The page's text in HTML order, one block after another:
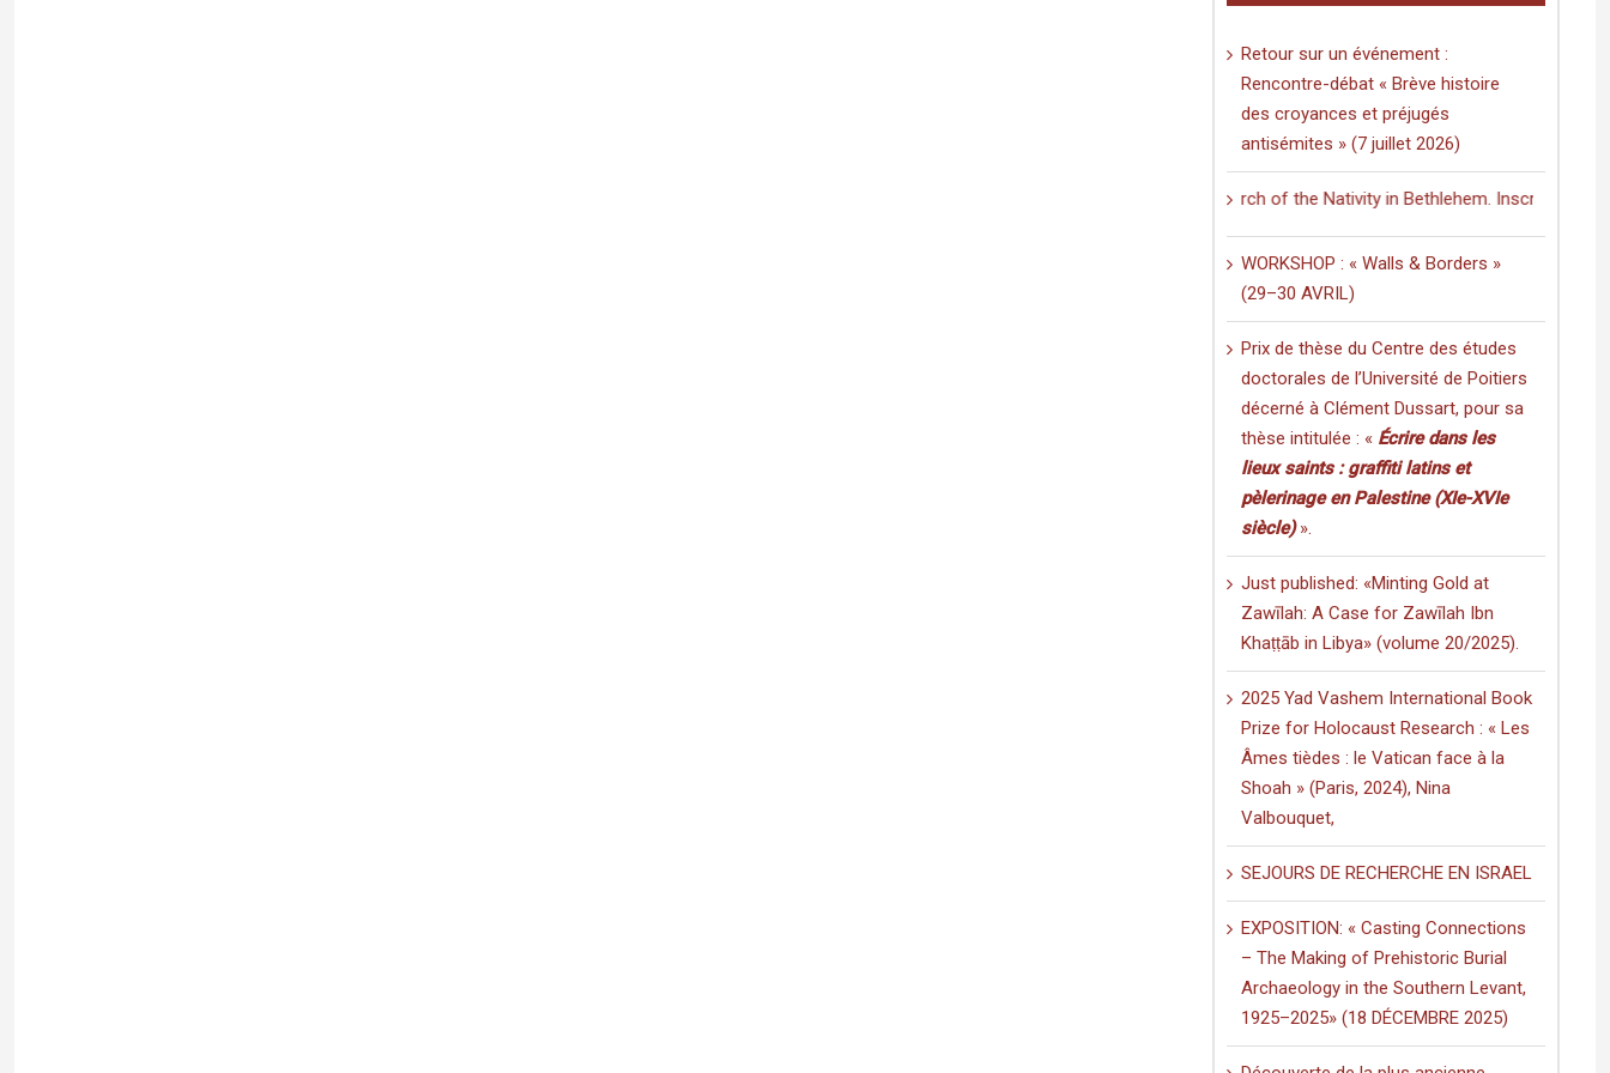
Retour sur un événement :
Rencontre-débat « Brève histoire
des croyances et préjugés
antisémites » (7 juillet 2026)
JUST RELEASED: Writing in the Church of the Nativity in Bethlehem. Inscriptions and
WORKSHOP : « Walls & Borders »
(29–30 AVRIL)
Prix de thèse du Centre des études
doctorales de l’Université de Poitiers
décerné à Clément Dussart, pour sa
thèse intitulée : « Écrire dans les
lieux saints : graffiti latins et
pèlerinage en Palestine (XIe-XVIe
siècle)».
Just published: «Minting Gold at
Zawīlah: A Case for Zawīlah Ibn
Khaṭṭāb in Libya» (volume 20/2025).
2025 Yad Vashem International Book
Prize for Holocaust Research : « Les
Âmes tièdes : le Vatican face à la
Shoah » (Paris, 2024), Nina
Valbouquet,
SEJOURS DE RECHERCHE EN ISRAEL
EXPOSITION: « Casting Connections
– The Making of Prehistoric Burial
Archaeology in the Southern Levant,
1925–2025» (18 DÉCEMBRE 2025)